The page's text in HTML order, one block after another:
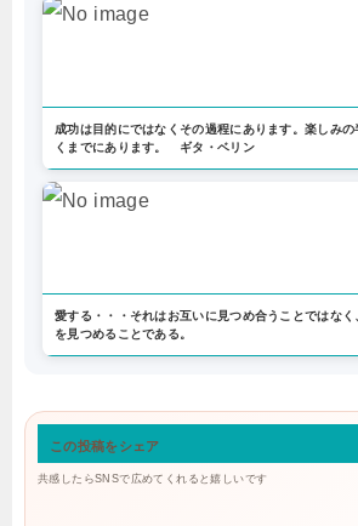
成功は目的にではなくその過程にあります。楽しみ
くまでにあります。 ギタ・ベリン
愛する・・・それはお互いに見つめ合うことではな
を見つめることである。
この投稿をシェア
共感したらSNSで広めてくれると嬉しいです